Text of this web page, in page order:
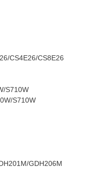
CS4E26/CS8E26
S710W
S710W
GDH206M